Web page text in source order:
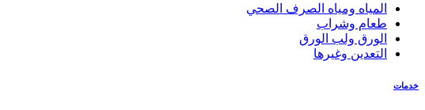
المياه ومياه الصرف الصحي
طعام وشراب
الورق ولب الورق
التعدين وغيرها
خدمات